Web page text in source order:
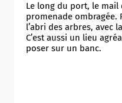
Le long du port, le
promenade ombragée.
l’abri des arbres, avec
C’est aussi un lieu
poser sur un banc.